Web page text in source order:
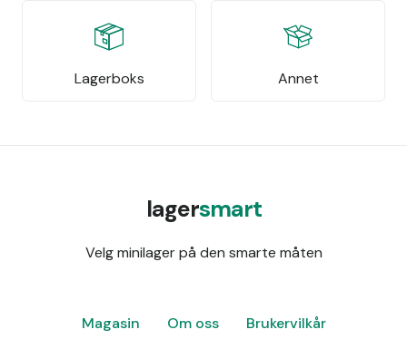
Lagerboks Annet
lagersmart
Velg minilager på den smarte måten
Magasin Om oss Brukervilkår